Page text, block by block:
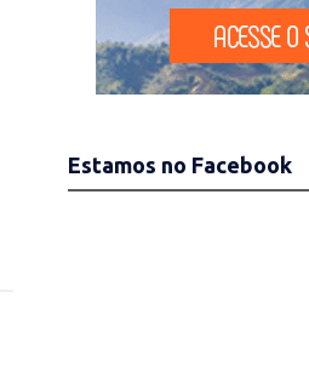
Estamos no Facebook